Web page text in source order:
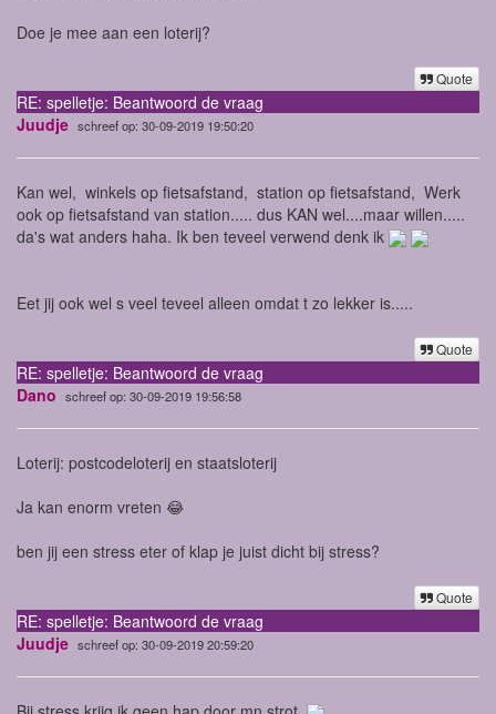
Doe je mee aan een loterij?
Quote
RE: spelletje: Beantwoord de vraag
Juudje schreef op: 30-09-2019 19:50:20
Kan wel, winkels op fietsafstand, station op fietsafstand, Werk
ook op fietsafstand van station..... dus KAN wel....maar willen.....
da's wat anders haha. Ik ben teveel verwend denk ik
Eet jij ook wel s veel teveel alleen omdat t zo lekker is.....
Quote
RE: spelletje: Beantwoord de vraag
Dano schreef op: 30-09-2019 19:56:58
Loterij: postcodeloterij en staatsloterij
Ja kan enorm vreten 😂
ben jij een stress eter of klap je juist dicht bij stress?
Quote
RE: spelletje: Beantwoord de vraag
Juudje schreef op: 30-09-2019 20:59:20